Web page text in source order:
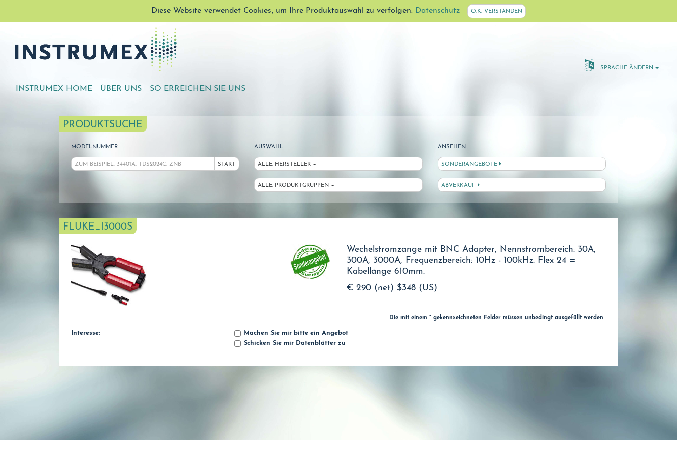
Diese Website verwendet Cookies, um Ihre Produktauswahl zu verfolgen. Datenschutz O.K, VERSTANDEN
SPRACHE ÄNDERN
INSTRUMEX HOME ÜBER UNS SO ERREICHEN SIE UNS
PRODUKTSUCHE
MODELNUMMER
START
AUSWAHL
ALLE HERSTELLER
ALLE PRODUKTGRUPPEN
ANSEHEN
SONDERANGEBOTE
ABVERKAUF
FLUKE_I3000S
Wechelstromzange mit BNC Adapter, Nennstrombereich: 30A,
300A, 3000A, Frequenzbereich: 10Hz - 100kHz. Flex 24 =
Kabellänge 610mm.
€ 290 (net) $348 (US)
Die mit einem * gekennzeichneten Felder müssen unbedingt ausgefüllt werden
Interesse:
Machen Sie mir bitte ein Angebot
Schicken Sie mir Datenblätter zu